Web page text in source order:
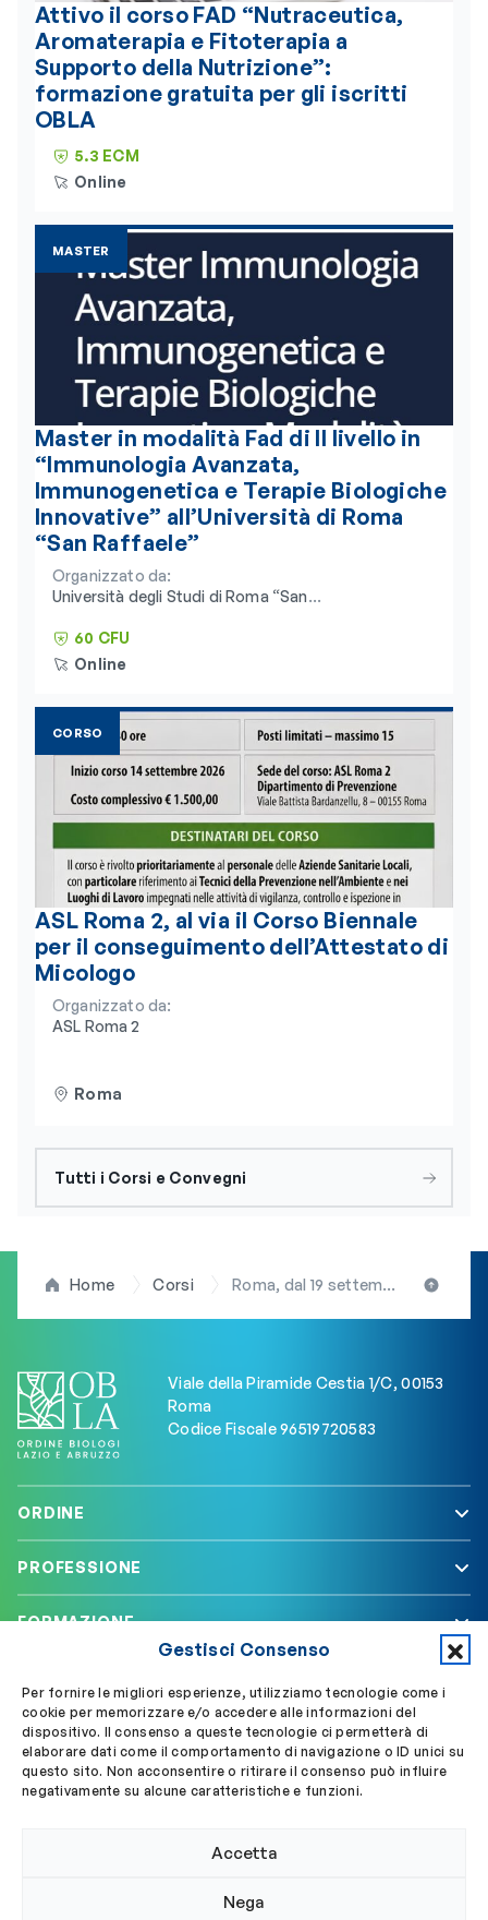
Gestisci Consenso
Per fornire le migliori esperienze, utilizziamo tecnologie come i
cookie per memorizzare e/o accedere alle informazioni del
dispositivo. Il consenso a queste tecnologie ci permetterà di
elaborare dati come il comportamento di navigazione o ID unici su
questo sito. Non acconsentire o ritirare il consenso può influire
negativamente su alcune caratteristiche e funzioni.
Accetta
Nega
Attivo il corso FAD “Nutraceutica,
Aromaterapia e Fitoterapia a
Supporto della Nutrizione”:
formazione gratuita per gli iscritti
OBLA
5.3 ECM
Online
MASTER
Master in modalità Fad di II livello in
“Immunologia Avanzata,
Immunogenetica e Terapie Biologiche
Innovative” all’Università di Roma
“San Raffaele”
Organizzato da:
Università degli Studi di Roma “San
Humanitas
60 CFU
Online
CORSO
ASL Roma 2, al via il Corso Biennale
per il conseguimento dell’Attestato di
Micologo
Organizzato da:
ASL Roma 2
Roma
Tutti i Corsi e Convegni
Home Corsi Roma, dal 19 settembre al 5 ottobre via al “Riscarti Festival”. Il 20 settembre focus sul corso ECM “La Citizen Science per il raggiungimento degli obiettivi dell’agenda 2030” promosso da FNOB e OBLA
Viale della Piramide Cestia 1/C, 00153
Roma
Codice Fiscale 96519720583
ORDINE
PROFESSIONE
FORMAZIONE
Segui OBLA su Accedi a My OBLA